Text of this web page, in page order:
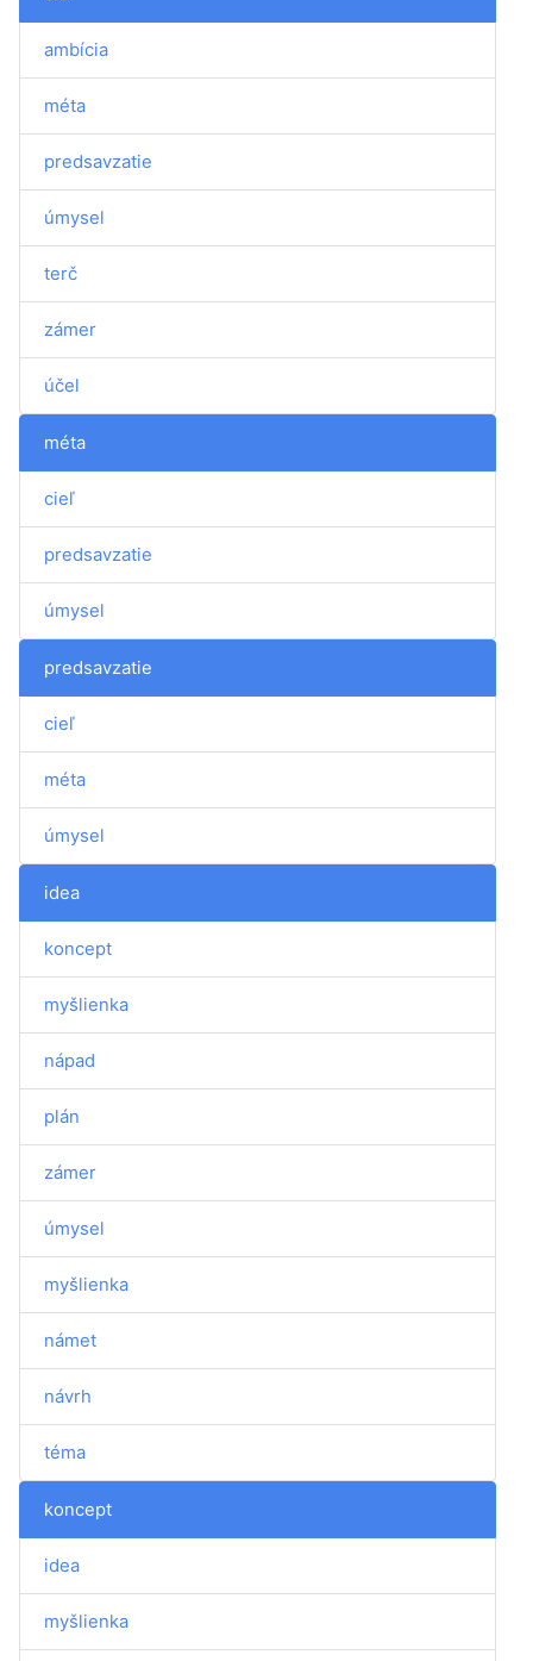
ambícia
méta
predsavzatie
úmysel
terč
zámer
účel
méta
cieľ
predsavzatie
úmysel
predsavzatie
cieľ
méta
úmysel
idea
koncept
myšlienka
nápad
plán
zámer
úmysel
myšlienka
námet
návrh
téma
koncept
idea
myšlienka